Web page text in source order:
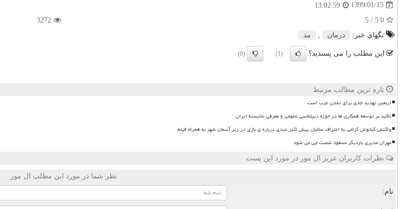
1399/01/15
13:02:59
5.0
/ 5
3272
تگهای خبر:
درمان مد
این مطلب را می پسندید؟ (1)
(0)
تازه ترین مطالب مرتبط
اربعین تهدید جدی برای تمدن غرب است
تاکید بر توسعه همکاری ها در حوزه دیپلماسی عمومی و معرفی شایسته ایران
واکنش کیانوش گرامی به اعتراف سالیان پیش اکبر عبدی درباره ی بازی در زیر آسمان شهر به همراه فیلم
مهران مدیری باردیگر مسعود شصت چی می شود
نظرات کاربران عزیز ال مور در مورد این پست
نظر شما در مورد این مطلب ال مور
نام: